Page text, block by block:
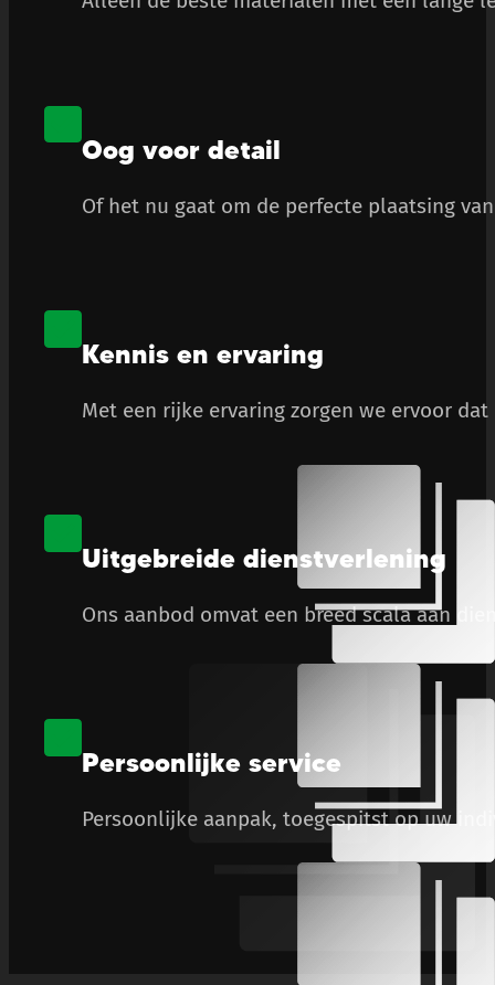
Oog voor detail
Of het nu gaat om de perfecte plaatsing
Kennis en ervaring
Met een rijke ervaring zorgen we ervoor
Uitgebreide dienstverlening
Ons aanbod omvat een breed scala aan
Persoonlijke service
Persoonlijke aanpak, toegespitst op uw